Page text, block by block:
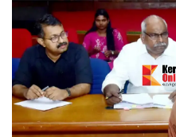
ഡിപ്പോയ്ക്ക് നാല് ഏക്കറിൽ